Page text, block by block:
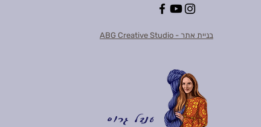
בניית אתר - ABG Creative Studio
ענבל גרוס